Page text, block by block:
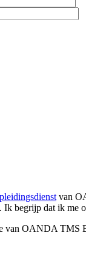
van
Ik begrijp dat ik me
OANDA TMS